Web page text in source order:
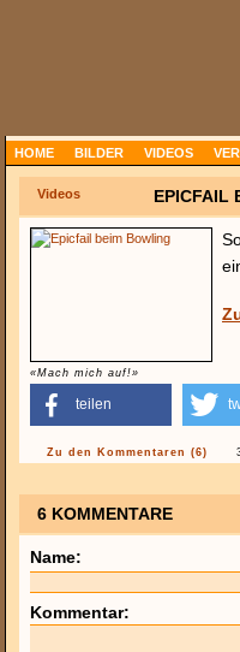
HOME BILDER VIDEOS
Videos EPICFAIL
«Mach mich auf!»
teilen
Zu den Kommentaren (6)
6 KOMMENTARE
Name:
Kommentar: